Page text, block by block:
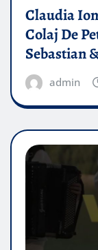
Claudia
Colaj De
Sebastian
admin